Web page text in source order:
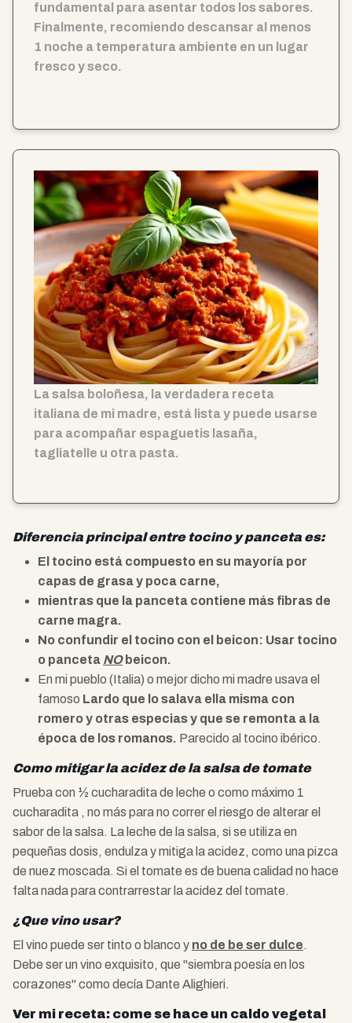
fundamental para asentar todos los sabores.
Finalmente, recomiendo descansar al menos
1 noche a temperatura ambiente en un lugar
fresco y seco.
La salsa boloñesa, la verdadera receta
italiana de mi madre, está lista y puede usarse
para acompañar espaguetis lasaña,
tagliatelle u otra pasta.
Diferencia principal entre tocino y panceta es:
El tocino está compuesto en su mayoría por
capas de grasa y poca carne,
mientras que la panceta contiene más fibras de
carne magra.
No confundir el tocino con el beicon: Usar tocino
o panceta NObeicon.
En mi pueblo (Italia) o mejor dicho mi madre usava el
famoso Lardo que lo salava ella misma con
romero y otras especias y que se remonta a la
época de los romanos. Parecido al tocino ibérico.
Como mitigar la acidez de la salsa de tomate
Prueba con ½ cucharadita de leche o como máximo 1
cucharadita , no más para no correr el riesgo de alterar el
sabor de la salsa. La leche de la salsa, si se utiliza en
pequeñas dosis, endulza y mitiga la acidez, como una pizca
de nuez moscada. Si el tomate es de buena calidad no hace
falta nada para contrarrestar la acidez del tomate.
¿Que vino usar?
El vino puede ser tinto o blanco y no de be ser dulce.
Debe ser un vino exquisito, que "siembra poesía en los
corazones" como decía Dante Alighieri.
Ver mi receta: come se hace un caldo vegetal